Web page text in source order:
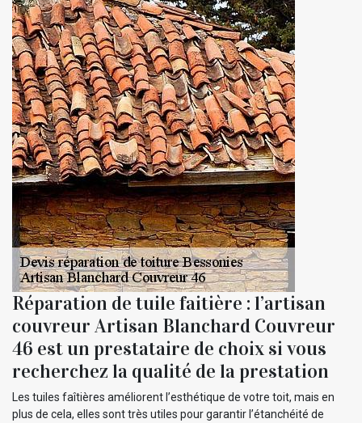
Réparation de tuile faitière : l’artisan
couvreur Artisan Blanchard Couvreur
46 est un prestataire de choix si vous
recherchez la qualité de la prestation
Les tuiles faîtières améliorent l’esthétique de votre toit, mais en
plus de cela, elles sont très utiles pour garantir l’étanchéité de